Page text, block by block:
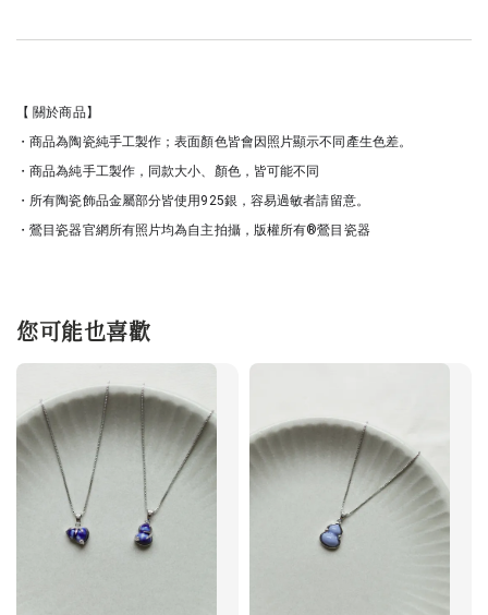
【 關於商品】
・商品為陶瓷純手工製作；表面顏色皆會因照片顯示不同產生色差。
・商品為純手工製作，同款大小、顏色，皆可能不同
・所有陶瓷飾品金屬部分皆使用925銀，容易過敏者請留意。
・鶯目瓷器官網所有照片均為自主拍攝，版權所有®鶯目瓷器
您可能也喜歡